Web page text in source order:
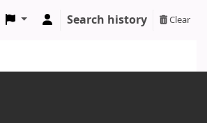
Search history Clear